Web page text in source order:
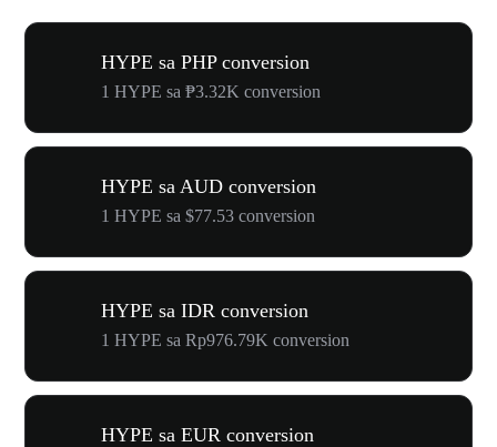
HYPE sa PHP conversion
1 HYPE sa ₱3.32K conversion
HYPE sa AUD conversion
1 HYPE sa $77.53 conversion
HYPE sa IDR conversion
1 HYPE sa Rp976.79K conversion
HYPE sa EUR conversion